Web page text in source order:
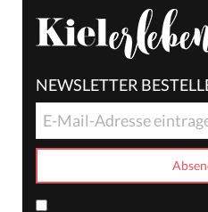
NEWSLETTER